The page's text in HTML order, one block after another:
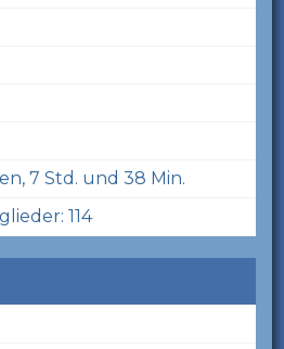
7 Std. und 38 Min.
114